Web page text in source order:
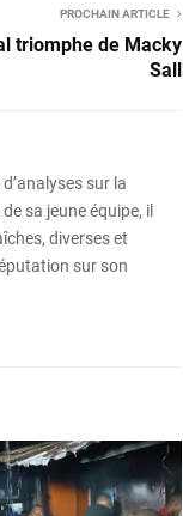
PROCHAIN ARTICLE
triomphe de Macky
Sall
sur la
sa jeune équipe, il
diverses et
sur son